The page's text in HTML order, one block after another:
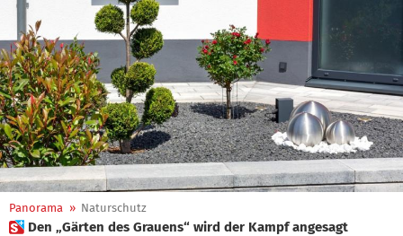
Panorama » Naturschutz
 Den „Gärten des Grauens“ wird der Kampf angesagt